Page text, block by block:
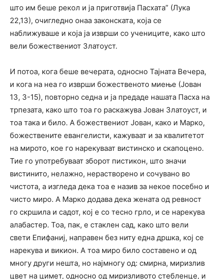
што им беше рекол и ја приготвија Пасхата” (Лука
22,13), очигледно онаа законската, која се
наближуваше и која ја изврши со учениците, како што
вели божествениот Златоуст.
И потоа, кога беше вечерата, односно Тајната Вечера,
и кога на неа го изврши божественото миење (Јован
13, 3-15), повторно седна и ја предаде нашата Пасха на
трпезата, како што тоа го раскажува Јован Златоуст, и
тоа така и било. А божествениот Јован, како и Марко,
божествените евангелисти, кажуваат и за квалитетот
на мирото, кое го нарекуваат вистинско и скапоцено.
Тие го употребуваат зборот пистикон, што значи
вистинито, нелажно, нерастворено и сочувано во
чистота, а изгледа дека тоа е назив за некое посебно и
чисто миро. А Марко додава дека жената од ревност
го скршила и садот, кој е со тесно грло, и се нарекува
алабастер. Тоа, пак, е стаклен сад, како што вели
свети Епифаниј, направен без ниту една дршка, кој се
нарекува и викион. А тоа миро било составено и од
многу други нешта, но најмногу од: смирна, миризлив
цвет на цимет, односно од миризливото стебленце, и